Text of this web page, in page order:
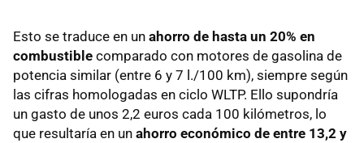
Esto se traduce en un ahorro de hasta un 20% en
combustible comparado con motores de gasolina de
potencia similar (entre 6 y 7 l./100 km), siempre según
las cifras homologadas en ciclo WLTP. Ello supondría
un gasto de unos 2,2 euros cada 100 kilómetros, lo
que resultaría en un ahorro económico de entre 13,2 y